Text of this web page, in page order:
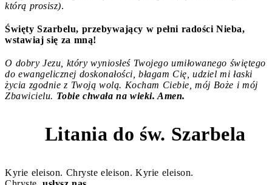
którą prosisz).
Święty Szarbelu, przebywający w pełni radości Nieba,
wstawiaj się za mną!
O dobry Jezu, który wyniosłeś Twojego umiłowanego świętego
do ewangelicznej doskonałości, błagam Cię, udziel mi łaski
życia zgodnie z Twoją wolą. Kocham Ciebie, mój Boże i mój
Zbawicielu. Tobie chwała na wieki. Amen.
Litania do św. Szarbela
Kyrie eleison. Chryste eleison. Kyrie eleison.